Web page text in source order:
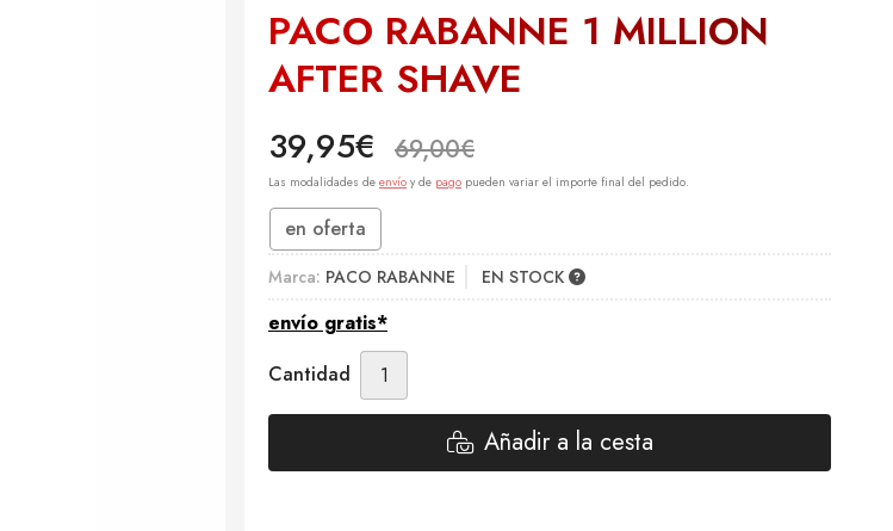
PACO RABANNE 1 MILLION
AFTER SHAVE
39,95€ 69,00€
Las modalidades de envío y de pago pueden variar el importe final del pedido.
en oferta
Marca: PACO RABANNE EN STOCK
envío gratis*
Cantidad
Añadir a la cesta